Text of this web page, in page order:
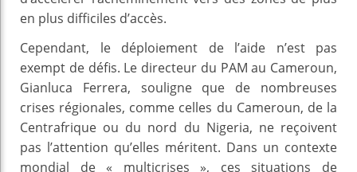
en plus difficiles d’accès.
Cependant, le déploiement de l’aide n’est pas
exempt de défis. Le directeur du PAM au Cameroun,
Gianluca Ferrera, souligne que de nombreuses
crises régionales, comme celles du Cameroun, de la
Centrafrique ou du nord du Nigeria, ne reçoivent
pas l’attention qu’elles méritent. Dans un contexte
mondial de « multicrises », ces situations de